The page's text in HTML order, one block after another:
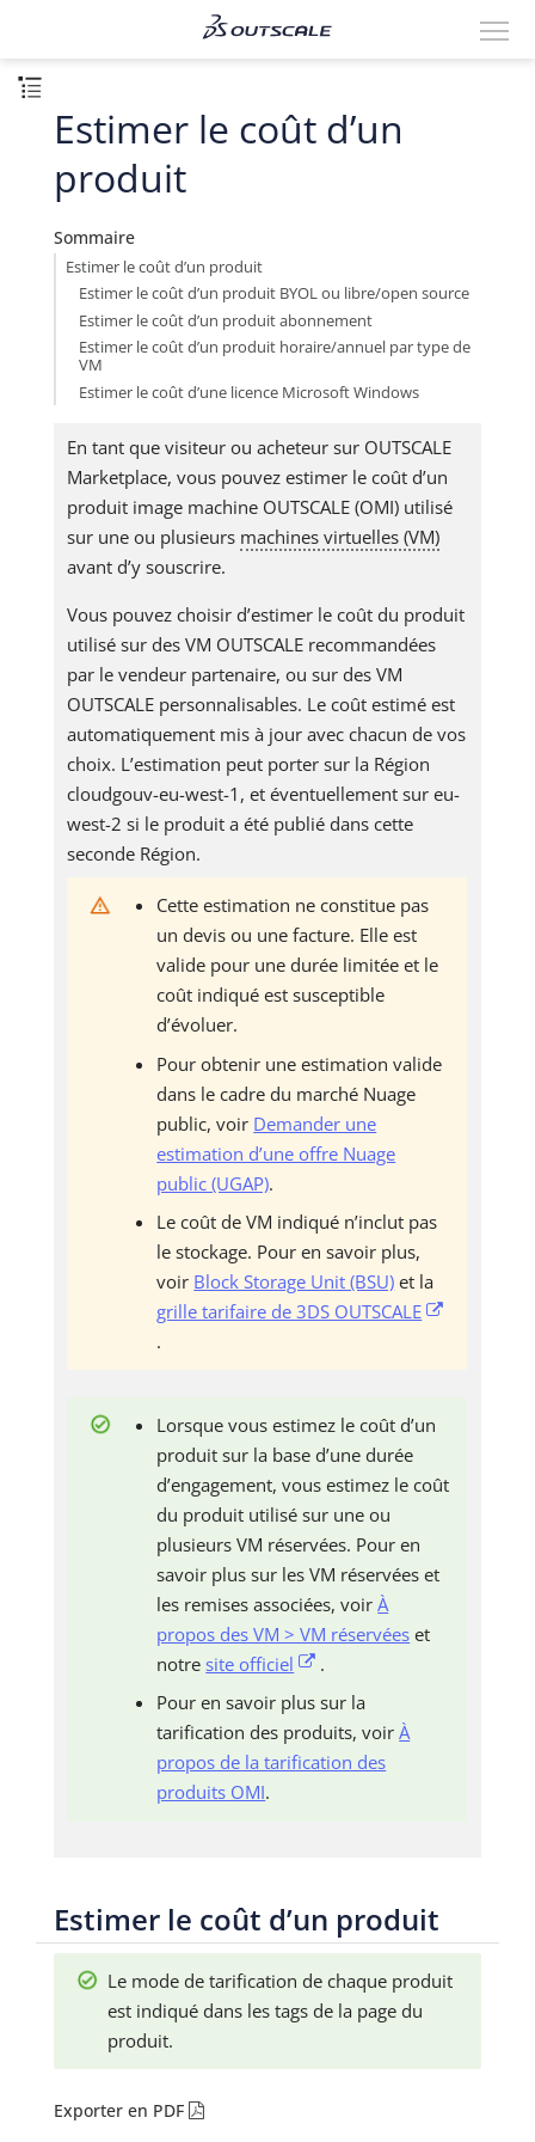
Estimer le coût d’un
produit
Sommaire
Estimer le coût d’un produit
Estimer le coût d’un produit BYOL ou libre/open source
Estimer le coût d’un produit abonnement
Estimer le coût d’un produit horaire/annuel par type de
VM
Estimer le coût d’une licence Microsoft Windows
En tant que visiteur ou acheteur sur OUTSCALE
Marketplace, vous pouvez estimer le coût d’un
produit image machine OUTSCALE (OMI) utilisé
sur une ou plusieurs machines virtuelles (VM)
avant d’y souscrire.
Vous pouvez choisir d’estimer le coût du produit
utilisé sur des VM OUTSCALE recommandées
par le vendeur partenaire, ou sur des VM
OUTSCALE personnalisables. Le coût estimé est
automatiquement mis à jour avec chacun de vos
choix. L’estimation peut porter sur la Région
cloudgouv-eu-west-1, et éventuellement sur eu-
west-2 si le produit a été publié dans cette
seconde Région.
Cette estimation ne constitue pas
un devis ou une facture. Elle est
valide pour une durée limitée et le
coût indiqué est susceptible
d’évoluer.
Pour obtenir une estimation valide
dans le cadre du marché Nuage
public, voir Demander une
estimation d’une offre Nuage
public (UGAP).
Le coût de VM indiqué n’inclut pas
le stockage. Pour en savoir plus,
voir Block Storage Unit (BSU) et la
grille tarifaire de 3DS OUTSCALE
.
Lorsque vous estimez le coût d’un
produit sur la base d’une durée
d’engagement, vous estimez le coût
du produit utilisé sur une ou
plusieurs VM réservées. Pour en
savoir plus sur les VM réservées et
les remises associées, voirÀ
propos des VM > VM réservées et
notre site officiel
.
Pour en savoir plus sur la
tarification des produits, voirÀ
propos de la tarification des
produits OMI.
Estimer le coût d’un produit
Le mode de tarification de chaque produit
est indiqué dans les tags de la page du
produit.
Exporter en PDF